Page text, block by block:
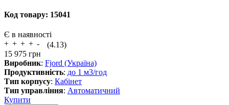
Код товару: 15041
Є в наявності
(4.13)
15 975 грн
Виробник: Fjord (Україна)
Продуктивність: до 1 м3/год
Тип корпусу: Кабінет
Тип управління: Автоматичний
Купити